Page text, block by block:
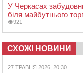
У Черкасах
біля майбутнього
921
СХОЖІ НОВИНИ
27 ТРАВНЯ 2026, 20:30